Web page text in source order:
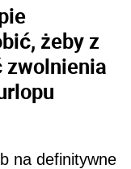
żeby z
zwolnienia
na definitywne